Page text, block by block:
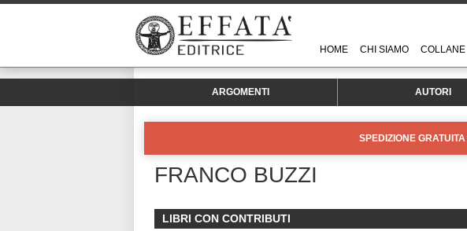
HOME CHI SIAMO COLLANE
ARGOMENTI AUTORI
SPEDIZIONE GRATUITA
FRANCO BUZZI
LIBRI CON CONTRIBUTI